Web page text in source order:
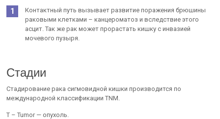
Контактный путь вызывает развитие поражения брюшины
раковыми клетками – канцероматоз и вследствие этого
асцит. Так же рак может прорастать кишку с инвазией
мочевого пузыря.
Стадии
Стадирование рака сигмовидной кишки производится по
международной классификации TNМ.
Т – Tumor — опухоль.